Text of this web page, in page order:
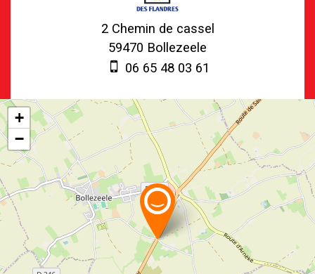
2 Chemin de cassel
59470 Bollezeele
06 65 48 03 61
+
−